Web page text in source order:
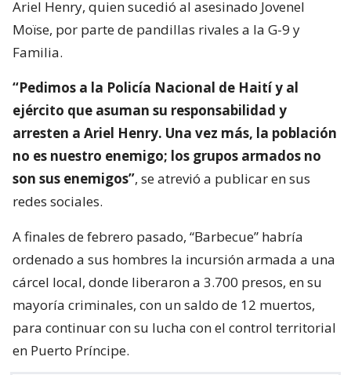
Ariel Henry, quien sucedió al asesinado Jovenel
Moïse, por parte de pandillas rivales a la G-9 y
Familia.
“Pedimos a la Policía Nacional de Haití y al
ejército que asuman su responsabilidad y
arresten a Ariel Henry. Una vez más, la población
no es nuestro enemigo; los grupos armados no
son sus enemigos”, se atrevió a publicar en sus
redes sociales.
A finales de febrero pasado, “Barbecue” habría
ordenado a sus hombres la incursión armada a una
cárcel local, donde liberaron a 3.700 presos, en su
mayoría criminales, con un saldo de 12 muertos,
para continuar con su lucha con el control territorial
en Puerto Príncipe.